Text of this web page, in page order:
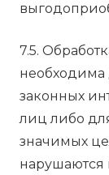
7.5.
необходима
законных
лиц либо
значимых
нарушаются